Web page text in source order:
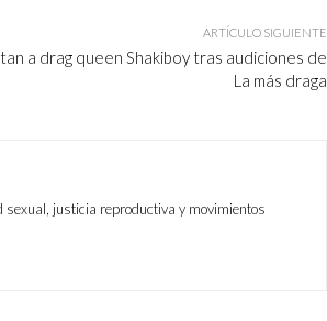
ARTÍCULO SIGUIENTE
a drag queen Shakiboy tras audiciones de
La más draga
justicia reproductiva y movimientos